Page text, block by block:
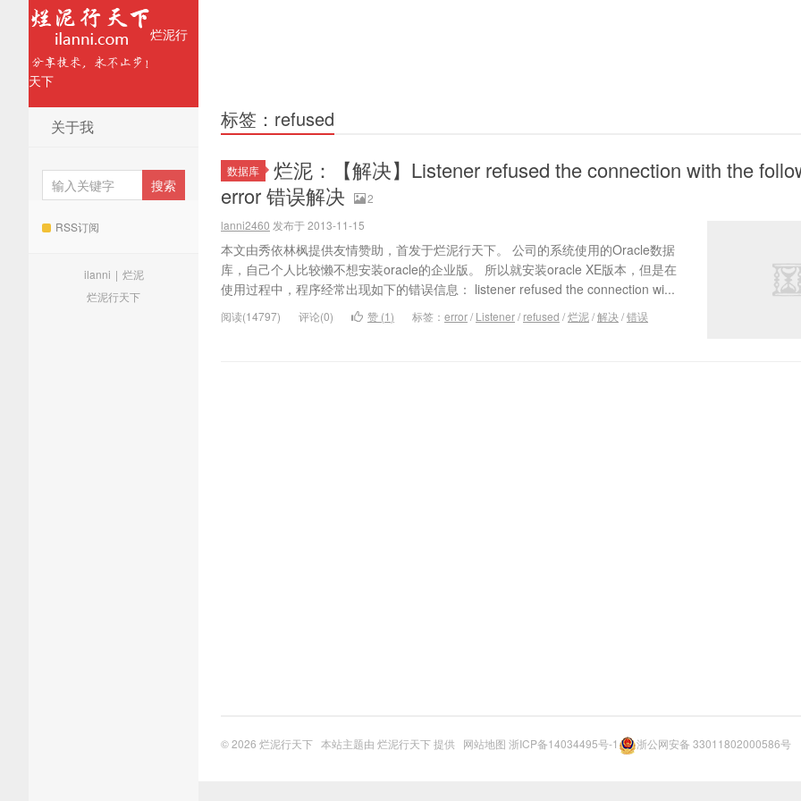
烂泥行
天下
关于我
RSS订阅
ilanni | 烂泥
烂泥行天下
标签：refused
数据库
烂泥：【解决】Listener refused the connection with the
error 错误解决
2
lanni2460 发布于 2013-11-15
本文由秀依林枫提供友情赞助，首发于烂泥行天下。 公司的系统使用的Oracle数据
库，自己个人比较懒不想安装oracle的企业版。 所以就安装oracle XE版本，但是在
使用过程中，程序经常出现如下的错误信息： listener refused the connection wi...
阅读(14797) 评论(0) 赞 (1) 标签： error/ Listener/ refused /烂泥/解决/错误
© 2026 烂泥行天下 本站主题由 烂泥行天下提供 网站地图 浙ICP备14034495号-1 浙公网安备 33011802000586号